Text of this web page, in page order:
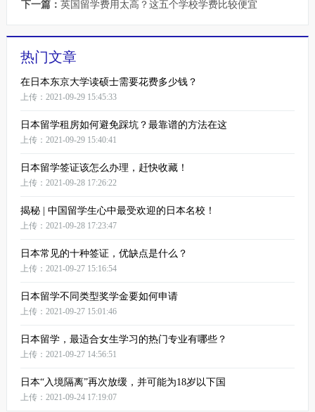
下一篇： 英国留学费用太高？这五个学校学费比较便宜
热门文章
在日本东京大学读硕士需要花费多少钱？
上传：2021-09-29 15:45:33
日本留学租房如何避免踩坑？最靠谱的方法在这
上传：2021-09-29 15:40:41
日本留学签证该怎么办理，赶快收藏！
上传：2021-09-28 17:26:22
揭秘 | 中国留学生心中最受欢迎的日本名校！
上传：2021-09-28 17:23:47
日本常见的十种签证，优缺点是什么？
上传：2021-09-27 15:16:54
日本留学不同类型奖学金要如何申请
上传：2021-09-27 15:01:46
日本留学，最适合女生学习的热门专业有哪些？
上传：2021-09-27 14:56:51
日本“入境隔离”再次放缓，并可能为18岁以下国
上传：2021-09-24 17:19:07